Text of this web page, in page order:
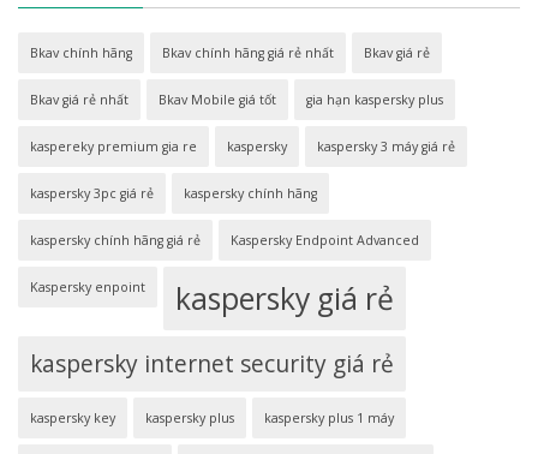
Bkav chính hãng Bkav chính hãng giá rẻ nhất Bkav giá rẻ
Bkav giá rẻ nhất Bkav Mobile giá tốt gia hạn kaspersky plus
kaspereky premium gia re kaspersky kaspersky 3 máy giá rẻ
kaspersky 3pc giá rẻ kaspersky chính hãng
kaspersky chính hãng giá rẻ Kaspersky Endpoint Advanced
Kaspersky enpoint kaspersky giá rẻ
kaspersky internet security giá rẻ
kaspersky key kaspersky plus kaspersky plus 1 máy